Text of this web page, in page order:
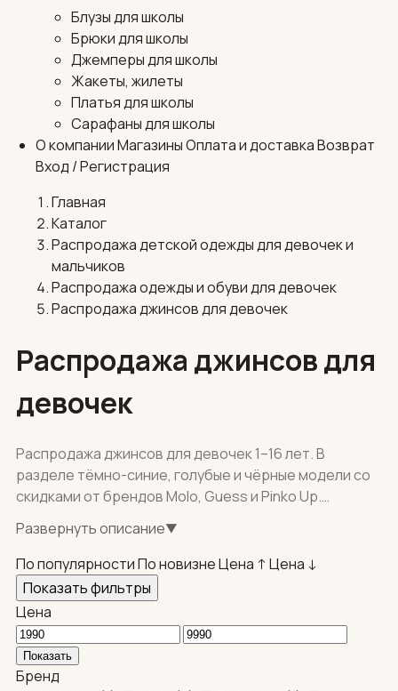
Блузы для школы
Брюки для школы
Джемперы для школы
Жакеты, жилеты
Платья для школы
Сарафаны для школы
О компанииМагазиныОплата и доставкаВозврат
Вход / Регистрация
Главная
Каталог
Распродажа детской одежды для девочек и
мальчиков
Распродажа одежды и обуви для девочек
Распродажа джинсов для девочек
Распродажа джинсов для
девочек
Распродажа джинсов для девочек 1–16 лет. В
разделе тёмно-синие, голубые и чёрные модели со
скидками от брендов Molo, Guess и Pinko Up.
Доставка: собственная служба по Москве,
самовывоз, СДЭК по регионам.
Развернуть описание▼
По популярностиПо новизнеЦена ↑ Цена ↓
Показать фильтры
Цена
Бренд